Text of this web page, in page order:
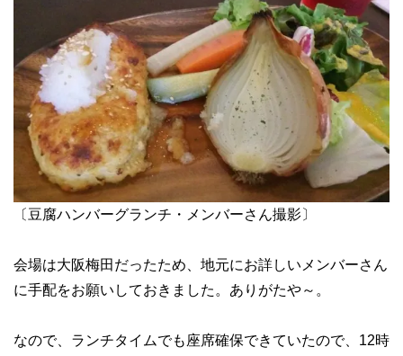
〔豆腐ハンバーグランチ・メンバーさん撮影〕
会場は大阪梅田だったため、地元にお詳しいメンバーさん
に手配をお願いしておきました。ありがたや～。
なので、ランチタイムでも座席確保できていたので、12時